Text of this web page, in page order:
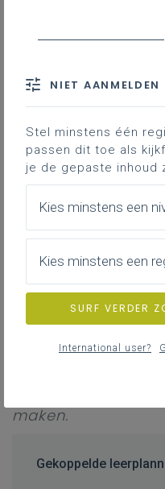
4 Gebruik van AI
Waarom werkt dit?
Downloads
Het
die je kan helpen
doelgericht af te
hetzelfde nodig:
botst op taal, de
blijft inhoudelijk
te draaien aan
autonomie,
maken.
Gekoppelde
NIET AANMELDEN
Stel minstens één
passen dit toe als
je de gepaste inhoud
Kies minstens een
Kies minstens een
SURF VERDER
International user?